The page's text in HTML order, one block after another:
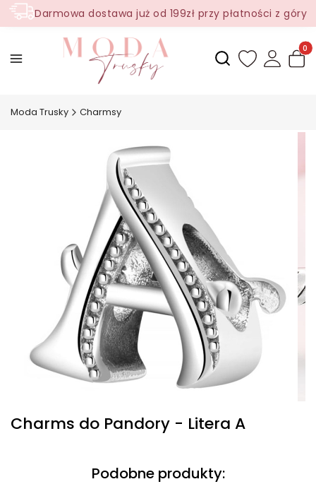
Darmowa dostawa już od 199zł przy płatności z góry
Otwórz
Moda Trusky Charmsy
Charms do Pandory - Litera A
Podobne produkty: